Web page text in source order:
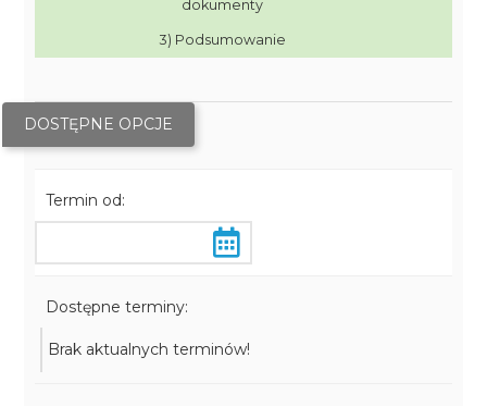
dokumenty
3) Podsumowanie
DOSTĘPNE OPCJE
Termin od:
Dostępne terminy:
Brak aktualnych terminów!